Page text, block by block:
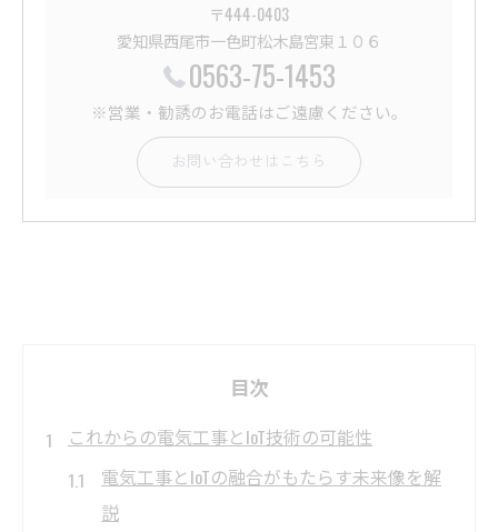
〒444-0403
愛知県西尾市一色町松木島宮東１０６
0563-75-1453
※営業・勧誘のお電話はご遠慮ください。
お問い合わせはこちら
目次
これからの電気工事とIoT技術の可能性
電気工事とIoTの融合がもたらす未来像を解
説